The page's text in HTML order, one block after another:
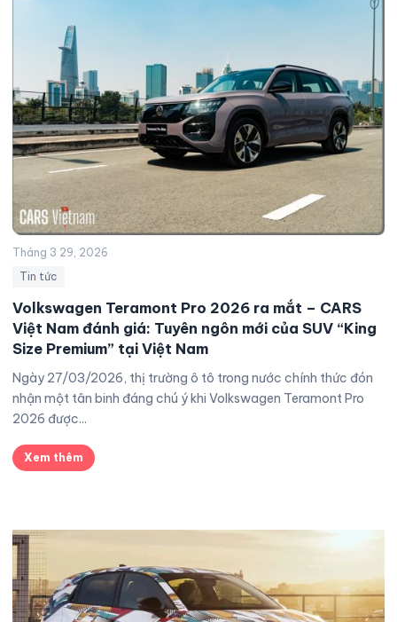
Tháng 3 29, 2026
Tin tức
Volkswagen Teramont Pro 2026 ra mắt – CARS
Việt Nam đánh giá: Tuyên ngôn mới của SUV “King
Size Premium” tại Việt Nam
Ngày 27/03/2026, thị trường ô tô trong nước chính thức đón
nhận một tân binh đáng chú ý khi Volkswagen Teramont Pro
2026 được...
Xem thêm